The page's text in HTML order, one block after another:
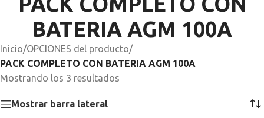
BATERIA AGM 100A
Inicio/OPCIONES del producto/
PACK COMPLETO CON BATERIA AGM 100A
Mostrando los 3 resultados
Mostrar barra lateral